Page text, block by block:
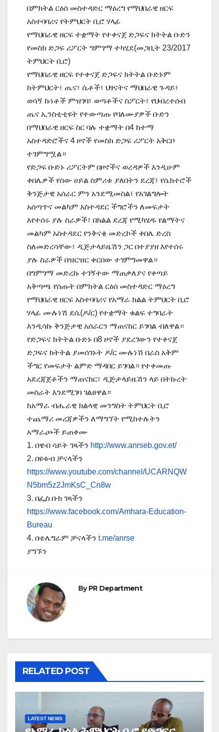
በምክትል ርዕሰ መስተዳድር ማዕረግ የማህበራዊ ዘርፍ
አስተባባሪና የትምህርት ቢሮ ሃላፊ
የማህበራዊ ዘርፍ ተቋማት የተቀናጀ ድጋፍና ክትትል ቡድን
የመስክ ድጋፍ ሪፖርት ግምገማ ተካሂደ(መጋቢት 23/2017
ትምህርት ቢሮ)
የማህበራዊ ዘርፍ የተቀናጀ ድጋፍና ክትትል ቡድኑም
ከትምህርት፣ ጤና፣ ሴቶች፣ ህፃናትና ማህበራዊ ጉዳይ፣
ወሳኝ ኩነቶች ምዝገባ፣ ወጣቶችና ስፖርት፣ የህብረተሰብ
ጤና ኢንስቲቲዩት የተውጣጡ የባለሙያዎች ቡድን
በማህበራዊ ዘርፍ ስር ባሉ ተቋማት በ4 ከተማ
አስተዳድሮችና 4 ዞኖች የመስክ ድጋፍ ሪፖርት አቅርቦ
ተገምግሟል።
የድጋፍ ቡድኑ ሪፖርትም በዞኖችና ወረዳዎች እንዲሁም
ቀበሌዎች የሰው ሀይል ስምሪቱ ያለበትን ደረጃ፣ የሴክተሮች
ቅንጅታዊ አሰራር ምን አንደሚመስል፣ የአገልግሎት
አሰጣጥና መልካም አስተዳደር ችግሮችን ለመፍታት
እየተሰሩ ያሉ ስራዎች፣ በክልል ደረጃ የሚካሄዱ የልማትና
መልካም አስተዳደር የንቅናቄ መድረኮች ቀበሌ ድረስ
ስለመድረሳቸው፣ ዲጅታላይዜሽን ጋር በተያያዘ እየተሰሩ
ያሉ ስራዎች በዝርዝር ቀርበው ተገምግመዋል።
በግምገማ መድረኩ ተገኝተው ማጠቃለያና የቀጣይ
አቅጣጫ የሰጡት በምክትል ርዕሰ መስተዳድር ማዕረግ
የማህበራዊ ዘርፍ አስተባባሪና የአማራ ክልል ትምህርት ቢሮ
ሃላፊ ሙሉነሽ ደሴ(ዶ/ር) የተቋማት ቁልፍ ተግባራት
እንዲሳኩ ቅንጅታዊ አሰራርን ማጠናከር ይገባል ብለዋል።
የድጋፍና ክትትል ቡድኑ በ8 ዞኖች ያደረገውን የተቀናጀ
ድጋፍና ክትትል ያመሰገኑት ዶ/ር ሙሉነሽ በራስ አቅም
ችግር የመፍታት ልምድ ማዳበር ይገባል። የተቀመጡ
አደረጃጀቶችን ማጠናከር፣ ዲጅታላይዜሽን ላይ በትኩረት
መስራት እንደሚገባ ገልፀዋል።
ከአማራ ብሔራዊ ክልላዊ መንግስት ትምህርት ቢሮ
ተጨማሪ መረጃዎችን ለማግኘት የሚከተሉትን
አማራጮች ይጠቀሙ
1. በዌብ ሳይት ገጻችን http://www.anrseb.gov.et/
2. በዩቱብ ቻናላችን
https://www.youtube.com/channel/UCARNQW
N5bm5z2JmKsC_Cn8w
3. በፌስ ቡክ ገጻችን
https://www.facebook.com/Amhara-Education-
Bureau
4. በቴሌግራም ቻናላችን t.me/anrse
ያግኙን
ByPR Department
RELATED POST
LATEST NEWS